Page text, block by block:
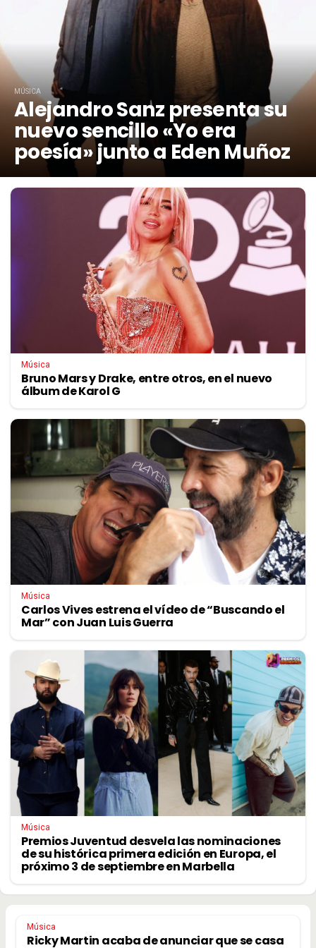
MÚSICA
Alejandro Sanz presenta su
nuevo sencillo «Yo era
poesía» junto a Eden Muñoz
Música
Bruno Mars y Drake, entre otros, en el nuevo
álbum de Karol G
Música
Carlos Vives estrena el vídeo de “Buscando el
Mar” con Juan Luis Guerra
Música
Premios Juventud desvela las nominaciones
de su histórica primera edición en Europa, el
próximo 3 de septiembre en Marbella
Música
Ricky Martin acaba de anunciar que se casa